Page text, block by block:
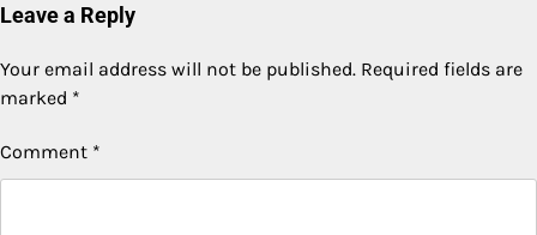
Leave a Reply
Your email address will not be published. Required fields are
marked *
Comment *